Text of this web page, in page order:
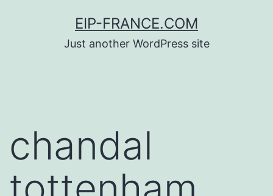
EIP-FRANCE.COM
Just another WordPress site
chandal